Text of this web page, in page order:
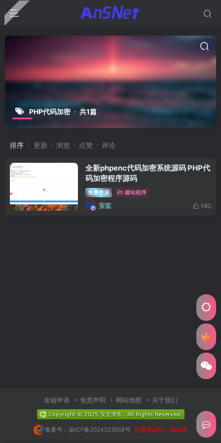
PHP代码加密 共1篇
排序 更新 浏览 点赞 评论
全新phpenc代码加密系统源码 PHP代
码加密程序源码
免费资源 建站程序
安笙 140
友链申请 免责声明 网站地图 关于我们
备案号：渝ICP备2024023658号 已安全运行：583天